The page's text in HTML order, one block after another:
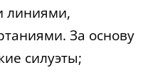
линиями,
За основу
силуэты;